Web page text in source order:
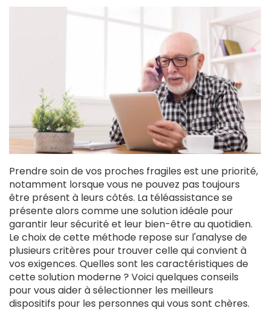
Prendre soin de vos proches fragiles est une priorité,
notamment lorsque vous ne pouvez pas toujours
être présent à leurs côtés. La téléassistance se
présente alors comme une solution idéale pour
garantir leur sécurité et leur bien-être au quotidien.
Le choix de cette méthode repose sur l'analyse de
plusieurs critères pour trouver celle qui convient à
vos exigences. Quelles sont les caractéristiques de
cette solution moderne ? Voici quelques conseils
pour vous aider à sélectionner les meilleurs
dispositifs pour les personnes qui vous sont chères.